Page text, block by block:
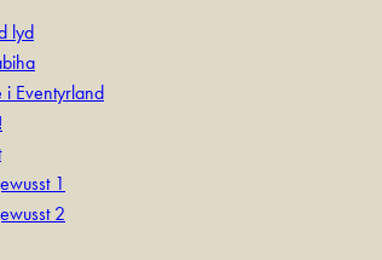
lyd
i Eventyrland
1
2